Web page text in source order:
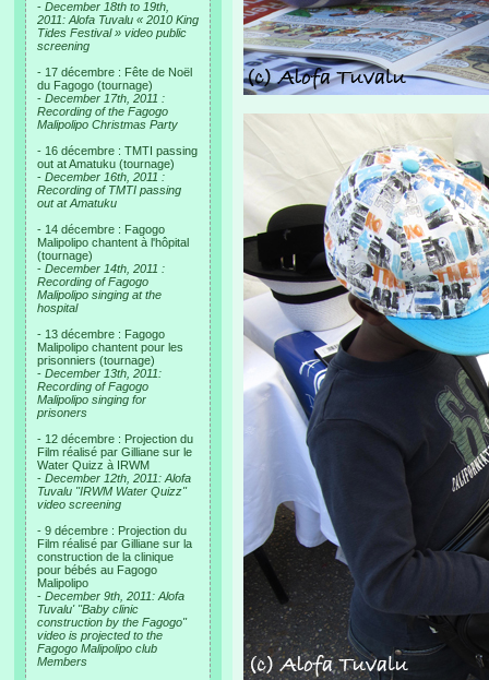
- December 18th to 19th,
2011: Alofa Tuvalu « 2010 King
Tides Festival » video public
screening
- 17 décembre : Fête de Noël
du Fagogo (tournage)
- December 17th, 2011 :
Recording of the Fagogo
Malipolipo Christmas Party
- 16 décembre : TMTI passing
out at Amatuku (tournage)
- December 16th, 2011 :
Recording of TMTI passing
out at Amatuku
- 14 décembre : Fagogo
Malipolipo chantent à l'hôpital
(tournage)
- December 14th, 2011 :
Recording of Fagogo
Malipolipo singing at the
hospital
- 13 décembre : Fagogo
Malipolipo chantent pour les
prisonniers (tournage)
- December 13th, 2011:
Recording of Fagogo
Malipolipo singing for
prisoners
- 12 décembre : Projection du
Film réalisé par Gilliane sur le
Water Quizz à IRWM
- December 12th, 2011: Alofa
Tuvalu "IRWM Water Quizz"
video screening
- 9 décembre : Projection du
Film réalisé par Gilliane sur la
construction de la clinique
pour bébés au Fagogo
Malipolipo
- December 9th, 2011: Alofa
Tuvalu' "Baby clinic
construction by the Fagogo"
video is projected to the
Fagogo Malipolipo club
Members